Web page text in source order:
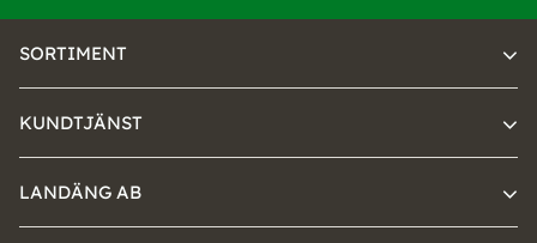
SORTIMENT
KUNDTJÄNST
LANDÄNG AB